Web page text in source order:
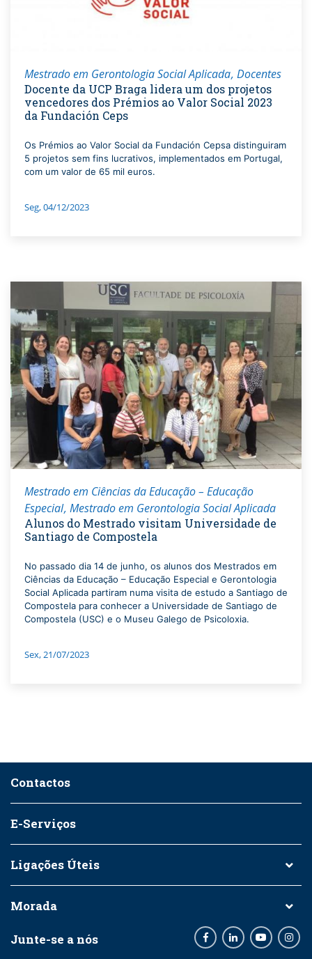
Mestrado em Gerontologia Social Aplicada Docentes
Docente da UCP Braga lidera um dos projetos
vencedores dos Prémios ao Valor Social 2023
da Fundación Ceps
Os Prémios ao Valor Social da Fundación Cepsa distinguiram
5 projetos sem fins lucrativos, implementados em Portugal,
com um valor de 65 mil euros.
Seg, 04/12/2023
Mestrado em Ciências da Educação – Educação
Especial Mestrado em Gerontologia Social Aplicada
Alunos do Mestrado visitam Universidade de
Santiago de Compostela
No passado dia 14 de junho, os alunos dos Mestrados em
Ciências da Educação – Educação Especial e Gerontologia
Social Aplicada partiram numa visita de estudo a Santiago de
Compostela para conhecer a Universidade de Santiago de
Compostela (USC) e o Museu Galego de Psicoloxia.
Sex, 21/07/2023
Contactos
E-Serviços
Ligações Úteis
Morada
Junte-se a nós FacebookLinkedInYoutube